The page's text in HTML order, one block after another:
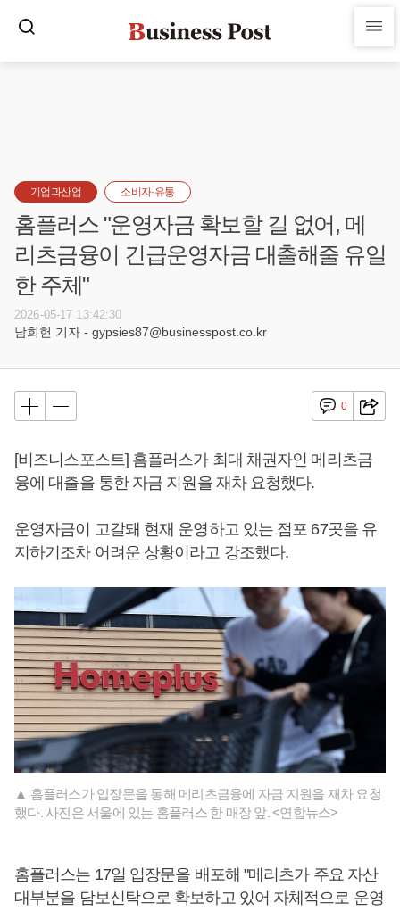
기업과산업 소비자·유통
홈플러스 "운영자금 확보할 길 없어, 메
리츠금융이 긴급운영자금 대출해줄 유일
한 주체"
2026-05-17 13:42:30
남희헌 기자 - gypsies87@businesspost.co.kr
0
[비즈니스포스트] 홈플러스가 최대 채권자인 메리츠금
융에 대출을 통한 자금 지원을 재차 요청했다.
운영자금이 고갈돼 현재 운영하고 있는 점포 67곳을 유
지하기조차 어려운 상황이라고 강조했다.
▲ 홈플러스가 입장문을 통해 메리츠금융에 자금 지원을 재차 요청
했다. 사진은 서울에 있는 홈플러스 한 매장 앞. <연합뉴스>
홈플러스는 17일 입장문을 배포해 "메리츠가 주요 자산
대부분을 담보신탁으로 확보하고 있어 자체적으로 운영